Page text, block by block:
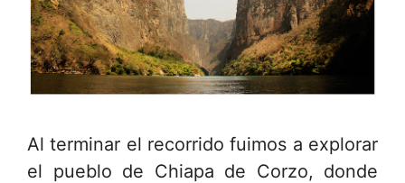
Al terminar el recorrido fuimos a explorar
el pueblo de Chiapa de Corzo, donde